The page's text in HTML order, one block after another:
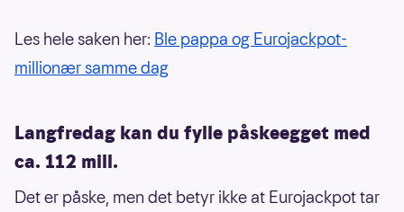
Les hele saken her: Ble pappa og Eurojackpot-
millionær samme dag
Langfredag kan du fylle påskeegget med
ca. 112 mill.
Det er påske, men det betyr ikke at Eurojackpot tar